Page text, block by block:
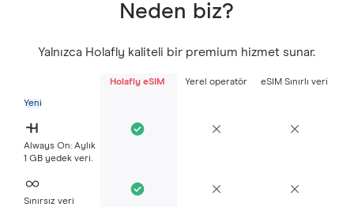
Neden biz?
Yalnızca Holafly kaliteli bir premium hizmet sunar.
Holafly eSIM Yerel operatör eSIM Sınırlı veri
Yeni
Always On: Aylık
1 GB yedek veri.
Sınırsız veri